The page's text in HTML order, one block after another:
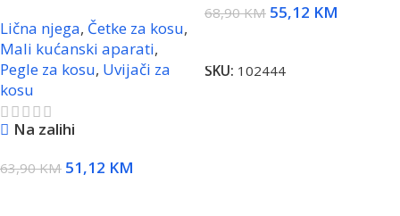
Lična njega, Četke za kosu,
Mali kućanski aparati,
Pegle za kosu, Uvijači za
kosu
Na zalihi
63,90KM 51,12 KM
68,90KM 55,12 KM
SKU: 102444